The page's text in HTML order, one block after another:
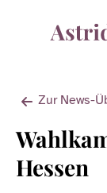
Zur News-
Hessen